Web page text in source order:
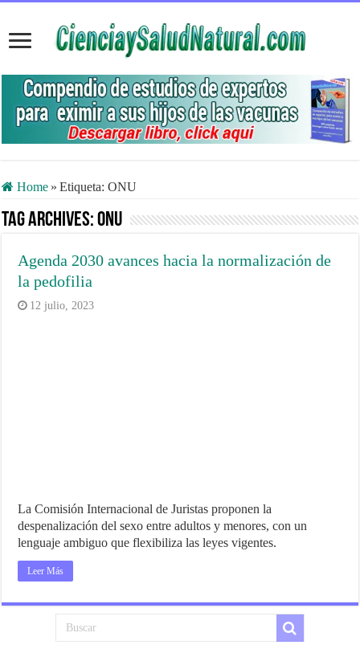
Home » Etiqueta:ONU
Tag Archives:ONU
Agenda 2030 avances hacia la normalización de
la pedofilia
12 julio, 2023
La Comisión Internacional de Juristas proponen la
despenalización del sexo entre adultos y menores, con un
lenguaje ambiguo que flexibiliza las leyes vigentes.
Leer Más